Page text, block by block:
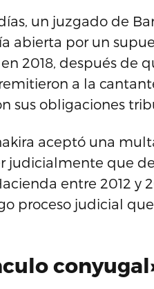
un juzgado de
abierta por un
2018, después de
a la
sus obligaciones
aceptó una
judicialmente que
entre 2012 y
proceso judicial